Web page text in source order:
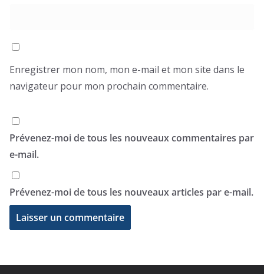
Enregistrer mon nom, mon e-mail et mon site dans le
navigateur pour mon prochain commentaire.
Prévenez-moi de tous les nouveaux commentaires par
e-mail.
Prévenez-moi de tous les nouveaux articles par e-mail.